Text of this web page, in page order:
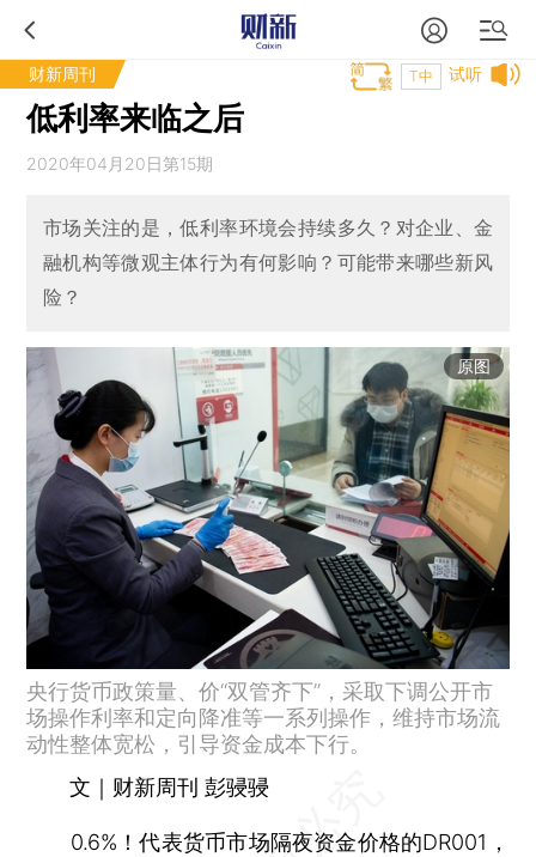
财新周刊 试听
T中
低利率来临之后
2020年04月20日第15期
市场关注的是，低利率环境会持续多久？对企业、金
融机构等微观主体行为有何影响？可能带来哪些新风
险？
原图
央行货币政策量、价“双管齐下”，采取下调公开市
场操作利率和定向降准等一系列操作，维持市场流
动性整体宽松，引导资金成本下行。
文｜财新周刊 彭骎骎
0.6%！代表货币市场隔夜资金价格的DR001，